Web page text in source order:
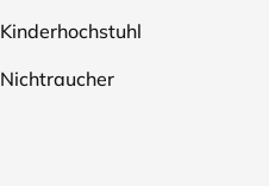
Kinderhochstuhl
Nichtraucher